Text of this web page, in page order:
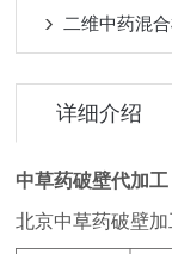
二维中药混
详细介绍
中草药破壁代加工
北京中草药破壁